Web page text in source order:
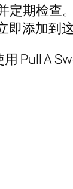
期检
添加到
Pull A